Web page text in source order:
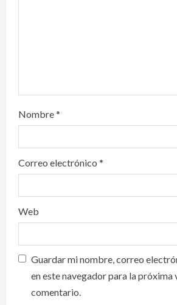
Nombre*
Correo electrónico *
Web
Guardar mi nombre, correo
en este navegador para la próxima
comentario.